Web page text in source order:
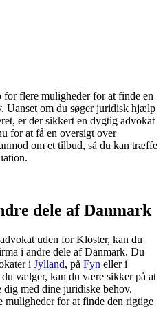
for flere muligheder for at finde en
Uanset om du søger juridisk hjælp
er der sikkert en dygtig advokat
for at få en oversigt over
om et tilbud, så du kan træffe
dele af Danmark
uden for Kloster, kan du
i andre dele af Danmark. Du
i Jylland, på Fyn eller i
vælger, kan du være sikker på at
med dine juridiske behov.
muligheder for at finde den rigtige